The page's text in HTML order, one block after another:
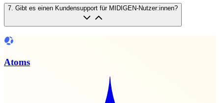
7. Gibt es einen Kundensupport für MIDIGEN-Nutzer:innen?
Atoms